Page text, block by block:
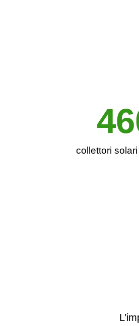
collettori